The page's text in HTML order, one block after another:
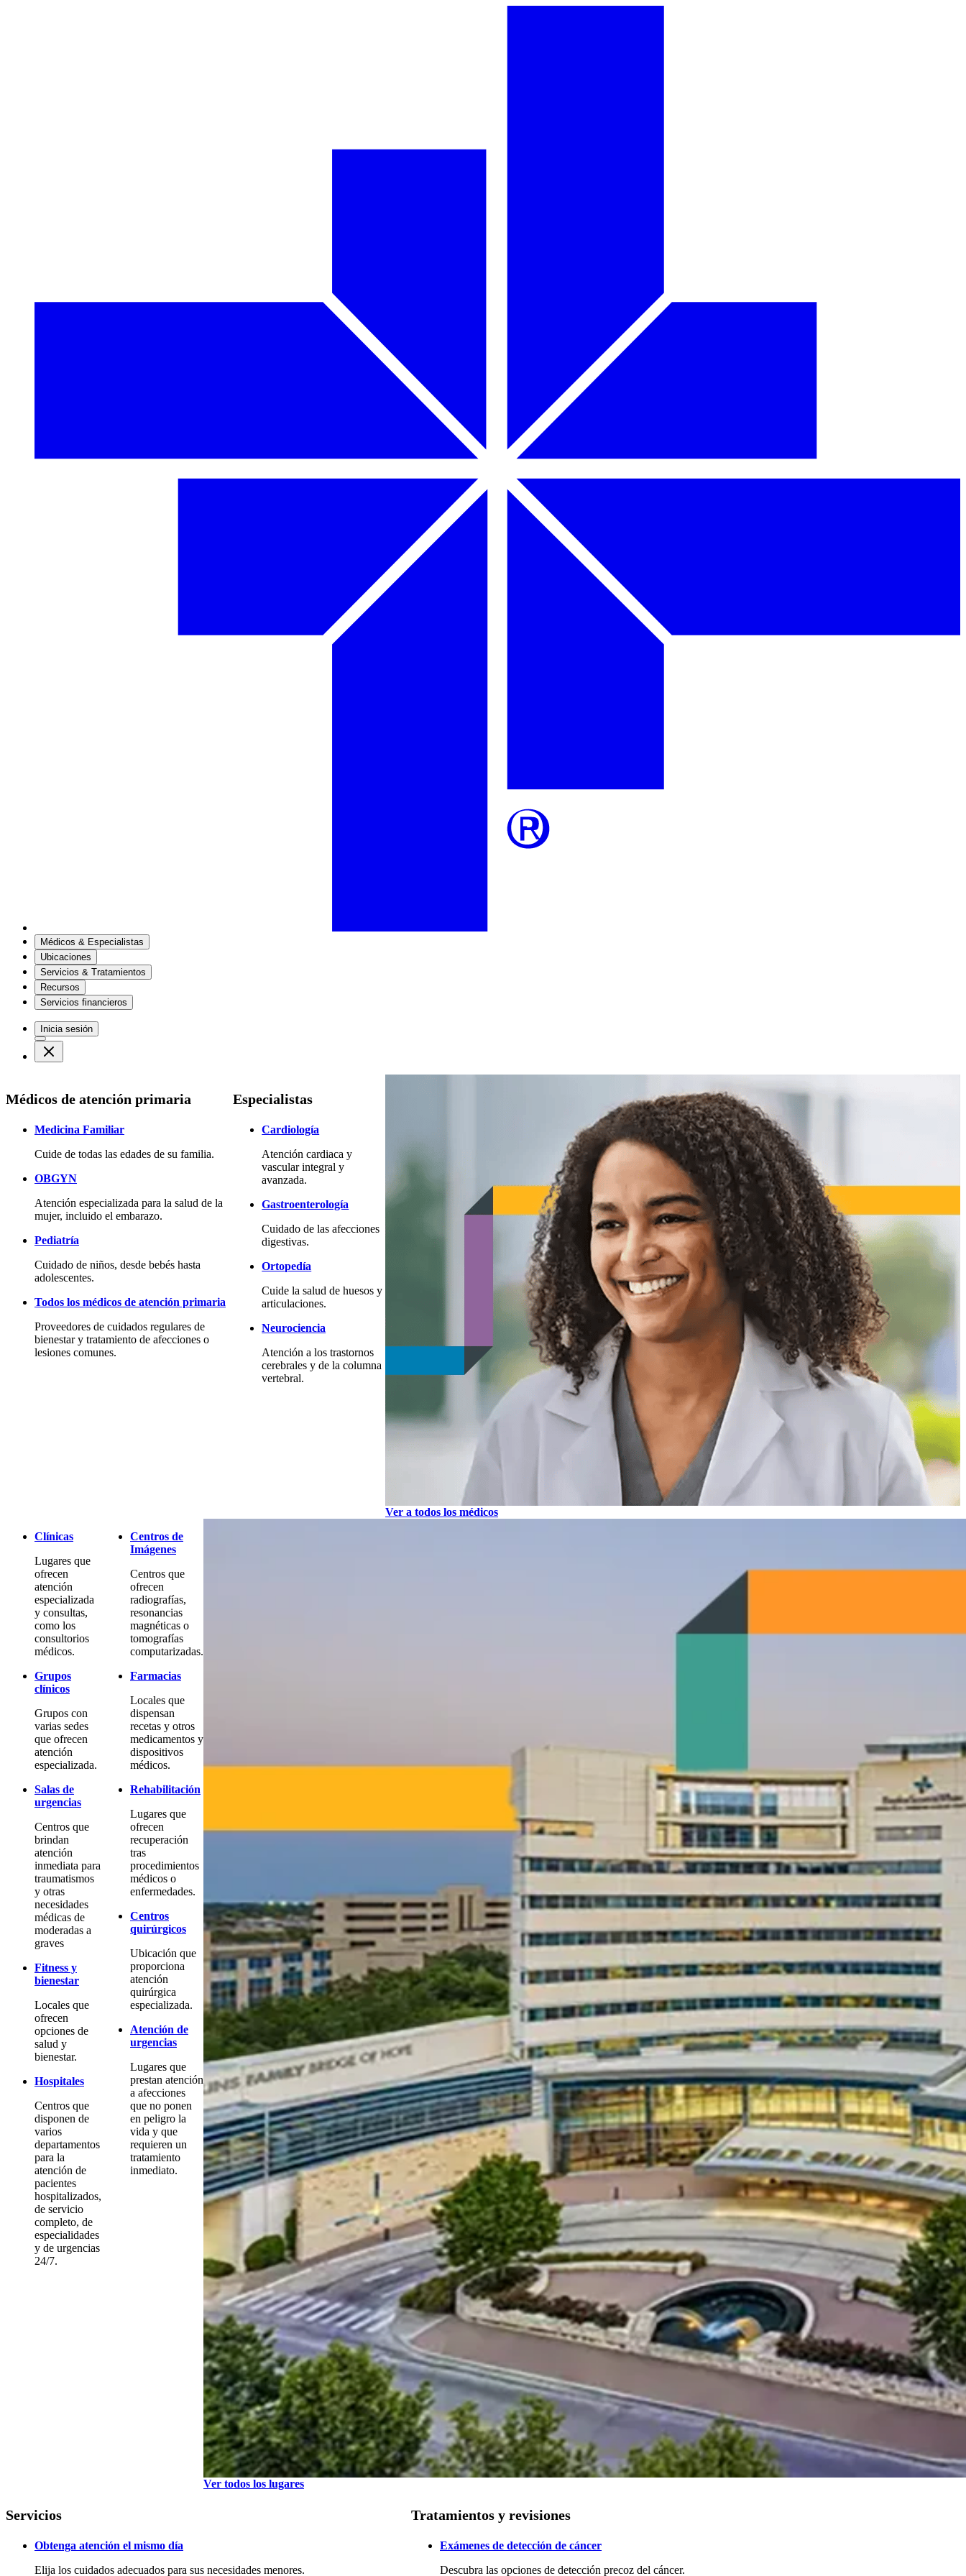
Médicos & Especialistas
Ubicaciones
Servicios & Tratamientos
Recursos
Servicios financieros
Inicia sesión
Médicos de atención primaria
Medicina Familiar
Cuide de todas las edades de su familia.
OBGYN
Atención especializada para la salud de la
mujer, incluido el embarazo.
Pediatría
Cuidado de niños, desde bebés hasta
adolescentes.
Todos los médicos de atención primaria
Proveedores de cuidados regulares de
bienestar y tratamiento de afecciones o
lesiones comunes.
Especialistas
Cardiología
Atención cardiaca y
vascular integral y
avanzada.
Gastroenterología
Cuidado de las afecciones
digestivas.
Ortopedía
Cuide la salud de huesos y
articulaciones.
Neurociencia
Atención a los trastornos
cerebrales y de la columna
vertebral.
Ver a todos los médicos
Clínicas
Lugares que
ofrecen
atención
especializada
y consultas,
como los
consultorios
médicos.
Grupos
clínicos
Grupos con
varias sedes
que ofrecen
atención
especializada.
Salas de
urgencias
Centros que
brindan
atención
inmediata para
traumatismos
y otras
necesidades
médicas de
moderadas a
graves
Fitness y
bienestar
Locales que
ofrecen
opciones de
salud y
bienestar.
Hospitales
Centros que
disponen de
varios
departamentos
para la
atención de
pacientes
hospitalizados,
de servicio
completo, de
especialidades
y de urgencias
24/7.
Centros de
Imágenes
Centros que
ofrecen
radiografías,
resonancias
magnéticas o
tomografías
computarizadas.
Farmacias
Locales que
dispensan
recetas y otros
medicamentos y
dispositivos
médicos.
Rehabilitación
Lugares que
ofrecen
recuperación
tras
procedimientos
médicos o
enfermedades.
Centros
quirúrgicos
Ubicación que
proporciona
atención
quirúrgica
especializada.
Atención de
urgencias
Lugares que
prestan atención
a afecciones
que no ponen
en peligro la
vida y que
requieren un
tratamiento
inmediato.
Ver todos los lugares
Servicios
Obtenga atención el mismo día
Elija los cuidados adecuados para sus necesidades menores.
Tratamientos y revisiones
Exámenes de detección de cáncer
Descubra las opciones de detección precoz del cáncer.